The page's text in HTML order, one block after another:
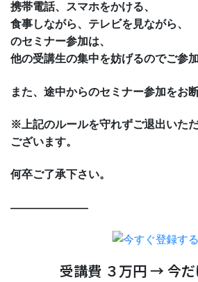
携帯電話、スマホをかける、
食事しながら、テレビを見ながら、
のセミナー参加は、
他の受講生の集中を妨げるのでご参
また、途中からのセミナー参加をお
※上記のルールを守れずご退出いた
ございます。
何卒ご了承下さい。
———————
受講費 ３万円 → 今だ